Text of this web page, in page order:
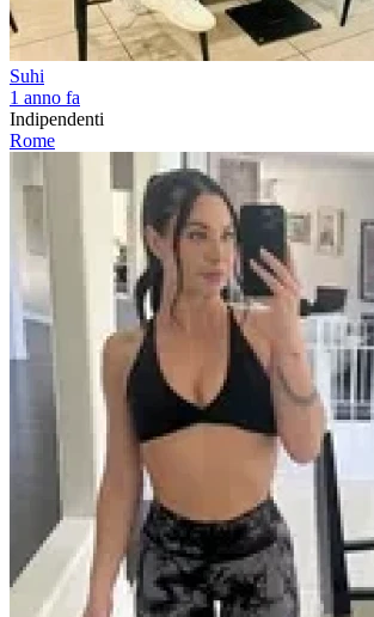
Suhi
1 anno fa
Indipendenti
Rome